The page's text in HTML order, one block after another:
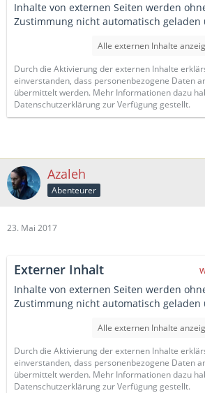
Inhalte von externen Seiten werden
Zustimmung nicht automatisch geladen
Alle externen Inhalte
Durch die Aktivierung der externen Inhalte
einverstanden, dass personenbezogene Daten
übermittelt werden. Mehr Informationen dazu
Datenschutzerklärung zur Verfügung gestellt.
Azaleh
Abenteurer
23. Mai 2017
Externer Inhalt
Inhalte von externen Seiten werden
Zustimmung nicht automatisch geladen
Alle externen Inhalte
Durch die Aktivierung der externen Inhalte
einverstanden, dass personenbezogene Daten
übermittelt werden. Mehr Informationen dazu
Datenschutzerklärung zur Verfügung gestellt.